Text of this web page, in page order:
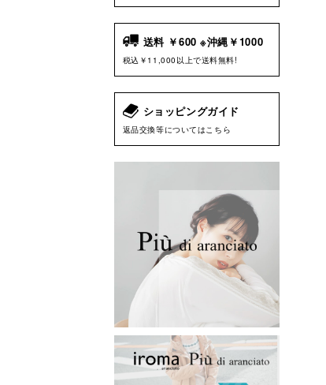
送料 ￥600 ※沖縄￥1000
税込￥11,000以上で送料無料!
ショッピングガイド
返品交換等についてはこちら